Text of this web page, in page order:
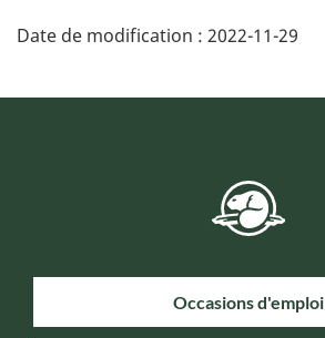
Date de modification : 2022-11-29
Occasions d'emploi